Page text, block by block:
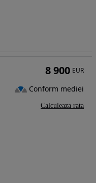
8 900 EUR
Conform mediei
Calculeaza rata